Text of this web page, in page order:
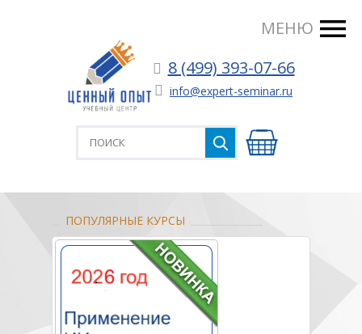
8 (499) 393-07-66
info@expert-seminar.ru
МЕНЮ
ПОПУЛЯРНЫЕ КУРСЫ